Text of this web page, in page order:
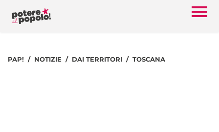
PAP! NOTIZIE DAI TERRITORI TOSCANA